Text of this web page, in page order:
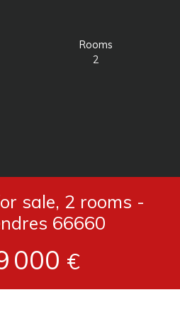
Rooms
2
sale, 2 rooms -
66660
000 €